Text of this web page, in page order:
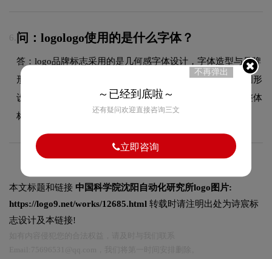
6. 问：logologo使用的是什么字体？
答：logo品牌标志采用的是几何感字体设计，字体造型与品牌
形象高度契合，在确保良好阅读性的同时，彰显了品牌的图形
设计风格。字体的结构、粗细及间距都经过精心考量，使整体
标志在不同尺寸和场景下均能保持一致的品牌调性。
本文标题和链接 中国科学院沈阳自动化研究所logo图片:
https://logo9.net/works/12685.html 转载时请注明出处为诗宸标
志设计及本链接!
不再弹出
～已经到底啦～
还有疑问欢迎直接咨询三文
立即咨询